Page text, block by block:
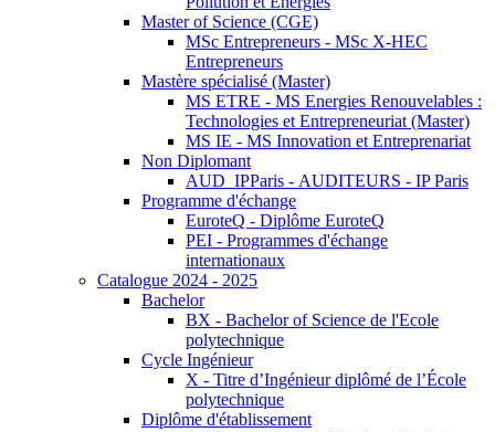
Master of Science (CGE)
MSc Entrepreneurs - MSc X-HEC
Entrepreneurs
Mastère spécialisé (Master)
MS ETRE - MS Energies Renouvelables :
Technologies et Entrepreneuriat (Master)
MS IE - MS Innovation et Entreprenariat
Non Diplomant
AUD_IPParis - AUDITEURS - IP Paris
Programme d'échange
EuroteQ - Diplôme EuroteQ
PEI - Programmes d'échange
internationaux
Catalogue 2024 - 2025
Bachelor
BX - Bachelor of Science de l'Ecole
polytechnique
Cycle Ingénieur
X - Titre d’Ingénieur diplômé de l’École
polytechnique
Diplôme d'établissement